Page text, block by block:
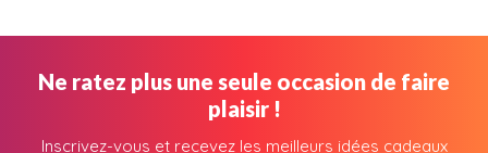
Ne ratez plus une seule occasion de faire
plaisir !
Inscrivez-vous et recevez les meilleurs idées cadeaux